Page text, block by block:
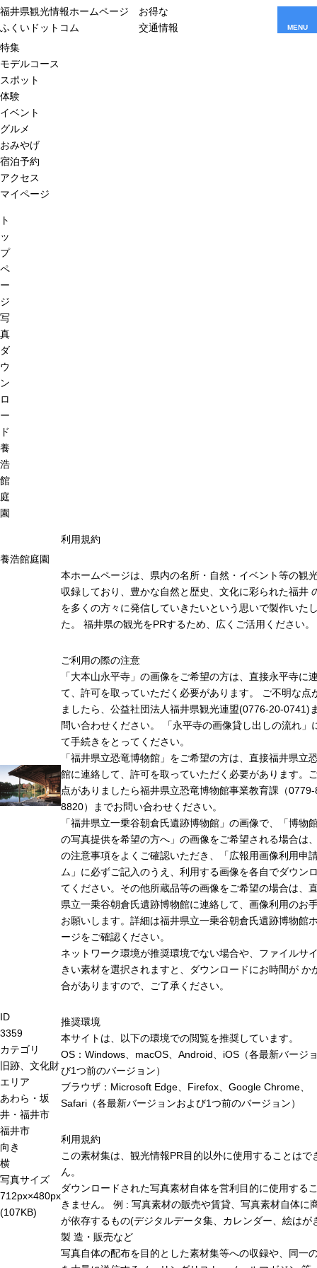
福井県観光情報ホームページ
ふくいドットコム
お得な
交通情報
MENU
特集
モデルコース
スポット
体験
イベント
グルメ
おみやげ
宿泊予約
アクセス
マイページ
ト
ッ
プ
ペ
ー
ジ
写
真
ダ
ウ
ン
ロ
ー
ド
養
浩
館
庭
園
養浩館庭園
ID
3359
カテゴリ
旧跡、文化財
エリア
あわら・坂
井・福井市
福井市
向き
横
写真サイズ
712px×480px
(107KB)
利用規約
本ホームページは、県内の名所・自然・イベント等の観
収録しており、豊かな自然と歴史、文化に彩られた福井
を多くの方々に発信していきたいという思いで製作いた
た。 福井県の観光をPRするため、広くご活用ください。
ご利用の際の注意
「大本山永平寺」の画像をご希望の方は、直接永平寺に
て、許可を取っていただく必要があります。 ご不明な点
ましたら、公益社団法人福井県観光連盟(0776-20-0741)
問い合わせください。 「永平寺の画像貸し出しの流れ」
て手続きをとってください。
「福井県立恐竜博物館」をご希望の方は、直接福井県立
館に連絡して、許可を取っていただく必要があります。
点がありましたら福井県立恐竜博物館事業教育課（
8820）までお問い合わせください。
「福井県立一乗谷朝倉氏遺跡博物館」の画像で、「博物
の写真提供を希望の方へ」の画像をご希望される場合は
の注意事項をよくご確認いただき、「広報用画像利用申
ム」に必ずご記入のうえ、利用する画像を各自でダウン
てください。その他所蔵品等の画像をご希望の場合は、
県立一乗谷朝倉氏遺跡博物館に連絡して、画像利用のお
お願いします。詳細は福井県立一乗谷朝倉氏遺跡博物館
ージをご確認ください。
ネットワーク環境が推奨環境でない場合や、ファイルサ
きい素材を選択されますと、ダウンロードにお時間が か
合がありますので、ご了承ください。
推奨環境
本サイトは、以下の環境での閲覧を推奨しています。
OS：Windows、macOS、Android、iOS（各最新バージ
び1つ前のバージョン）
ブラウザ：Microsoft Edge、Firefox、Google Chrome、
Safari（各最新バージョンおよび1つ前のバージョン）
利用規約
この素材集は、観光情報PR目的以外に使用することはで
ん。
ダウンロードされた写真素材自体を営利目的に使用する
きません。 例 : 写真素材の販売や賃貸、写真素材自体に
が依存するもの(デジタルデータ集、カレンダー、絵はが
製 造・販売など
写真自体の配布を目的とした素材集等への収録や、同一